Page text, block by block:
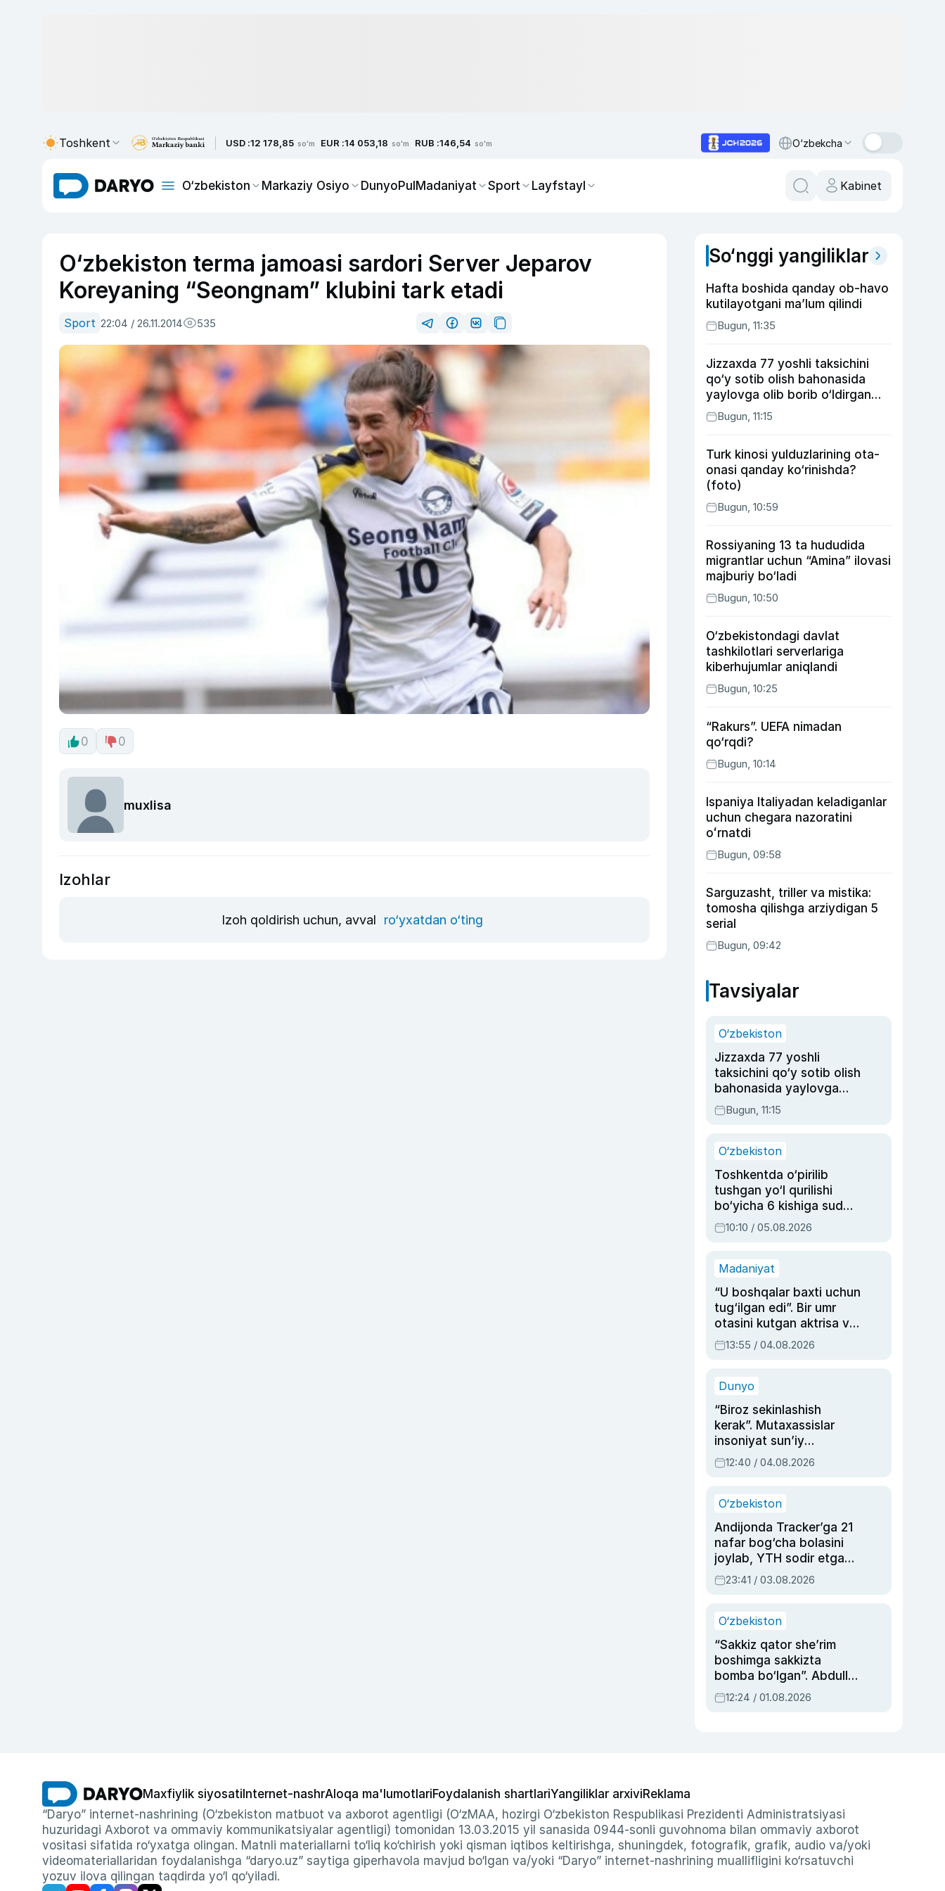
Toshkent USD :12 178,85 so'm EUR :14 053,18 so'm RUB :146,54 so'm O‘zbekcha
O‘zbekiston Markaziy Osiyo DunyoPulMadaniyat Sport Layfstayl Kabinet
O‘zbekiston terma jamoasi sardori Server Jeparov
Koreyaning “Seongnam” klubini tark etadi
Sport 22:04 / 26.11.2014 535
0 0
muxlisa
Izohlar
Izoh qoldirish uchun, avval ro‘yxatdan o‘ting
So‘nggi yangiliklar
Hafta boshida qanday ob-havo
kutilayotgani ma’lum qilindi
Bugun, 11:35
Jizzaxda 77 yoshli taksichini
qo‘y sotib olish bahonasida
yaylovga olib borib o‘ldirgan
yigit 20 yilga qamaldi
Bugun, 11:15
Turk kinosi yulduzlarining ota-
onasi qanday ko‘rinishda?
(foto)
Bugun, 10:59
Rossiyaning 13 ta hududida
migrantlar uchun “Amina” ilovasi
majburiy bo‘ladi
Bugun, 10:50
O‘zbekistondagi davlat
tashkilotlari serverlariga
kiberhujumlar aniqlandi
Bugun, 10:25
“Rakurs”. UEFA nimadan
qo‘rqdi?
Bugun, 10:14
Ispaniya Italiyadan keladiganlar
uchun chegara nazoratini
oʻrnatdi
Bugun, 09:58
Sarguzasht, triller va mistika:
tomosha qilishga arziydigan 5
serial
Bugun, 09:42
Tavsiyalar
O‘zbekiston
Jizzaxda 77 yoshli
taksichini qo‘y sotib olish
bahonasida yaylovga
olib borib o‘ldirgan yigit
20 yilga qamaldi
Bugun, 11:15
O‘zbekiston
Toshkentda o‘pirilib
tushgan yo‘l qurilishi
bo‘yicha 6 kishiga sud
hukmi o‘qildi
10:10 / 05.08.2026
Madaniyat
“U boshqalar baxti uchun
tug‘ilgan edi”. Bir umr
otasini kutgan aktrisa va
dublyaj ustasi Rimma
Ahmedovaning
13:55 / 04.08.2026
Dunyo
“Biroz sekinlashish
kerak”. Mutaxassislar
insoniyat sun’iy
intellektni boshqara
olmay qolishidan xavotir
12:40 / 04.08.2026
O‘zbekiston
Andijonda Tracker’ga 21
nafar bog‘cha bolasini
joylab, YTH sodir etgan
ayolga sud hukmi o‘qildi
23:41 / 03.08.2026
O‘zbekiston
“Sakkiz qator she’rim
boshimga sakkizta
bomba bo‘lgan”. Abdulla
Oripovni siyosiy
ayblovlardan asrab
12:24 / 01.08.2026
Maxfiylik siyosati Internet-nashrAloqa ma'lumotlariFoydalanish shartlariYangiliklar arxiviReklama
“Daryo” internet-nashrining (O‘zbekiston matbuot va axborot agentligi (O‘zMAA, hozirgi O‘zbekiston Respublikasi Prezidenti Administratsiyasi
huzuridagi Axborot va ommaviy kommunikatsiyalar agentligi) tomonidan 13.03.2015 yil sanasida 0944-sonli guvohnoma bilan ommaviy axborot
vositasi sifatida ro‘yxatga olingan. Matnli materiallarni to‘liq ko‘chirish yoki qisman iqtibos keltirishga, shuningdek, fotografik, grafik, audio va/yoki
videomateriallaridan foydalanishga “daryo.uz” saytiga giperhavola mavjud bo‘lgan va/yoki “Daryo” internet-nashrining muallifligini ko‘rsatuvchi
yozuv ilova qilingan taqdirda yo‘l qo‘yiladi.